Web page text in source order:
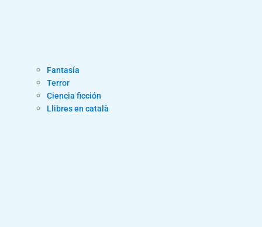
Fantasía
Terror
Ciencia ficción
Llibres en català